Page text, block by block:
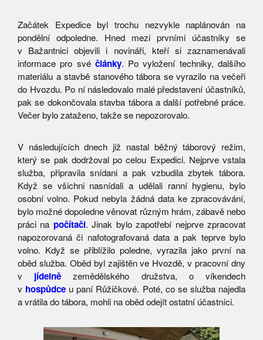
Začátek Expedice byl trochu nezvykle naplánován na
pondělní odpoledne. Hned mezi prvními účastníky se
v Bažantnici objevili i novináři, kteří si zaznamenávali
informace pro své články. Po vyložení techniky, dalšího
materiálu a stavbě stanového tábora se vyrazilo na večeři
do Hvozdu. Po ní následovalo malé představení účastníků,
pak se dokončovala stavba tábora a další potřebné práce.
Večer bylo zataženo, takže se nepozorovalo.
V následujících dnech již nastal běžný táborový režim,
který se pak dodržoval po celou Expedici. Nejprve vstala
služba, připravila snídani a pak vzbudila zbytek tábora.
Když se všichni nasnídali a udělali ranní hygienu, bylo
osobní volno. Pokud nebyla žádná data ke zpracovávání,
bylo možné dopoledne věnovat různým hrám, zábavě nebo
práci na počítači. Jinak bylo zapotřebí nejprve zpracovat
napozorovaná či nafotografovaná data a pak teprve bylo
volno. Když se přiblížilo poledne, vyrazila jako první na
oběd služba. Oběd byl zajištěn ve Hvozdě, v pracovní dny
v jídelně zemědělského družstva, o víkendech
v hospůdce u paní Růžičkové. Poté, co se služba najedla
a vrátila do tábora, mohli na oběd odejít ostatní účastníci.